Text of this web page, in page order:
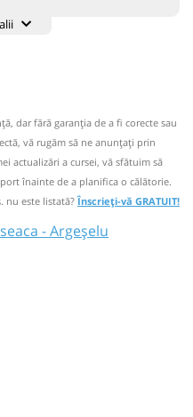
joi și vineri
ta⤣
dar fără garanţia de a fi corecte sau
vă rugăm să ne anunțați prin
actualizări a cursei, vă sfătuim să
înainte de a planifica o călătorie.
nu este listată?Înscrieți-vă GRATUIT!
- Argeșelu